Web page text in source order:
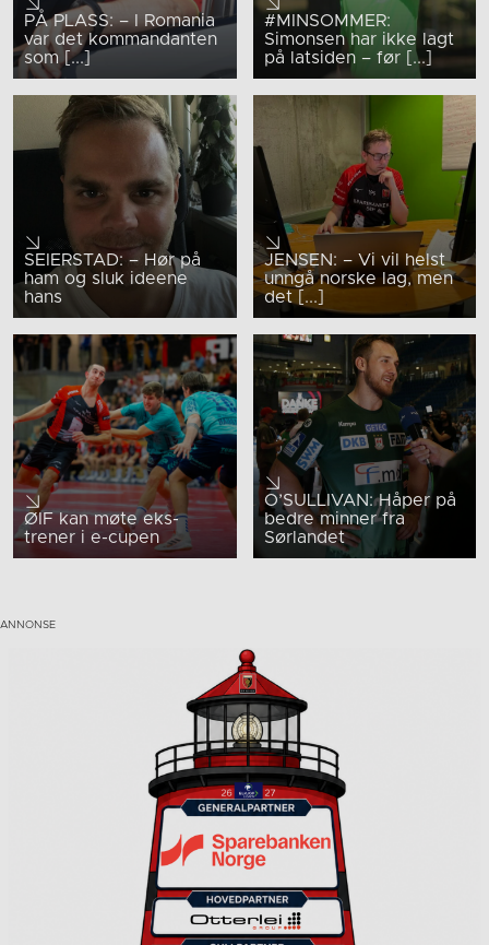
PÅ PLASS: – I Romania
var det kommandanten
som [...]
#MINSOMMER:
Simonsen har ikke lagt
på latsiden – før [...]
SEIERSTAD: – Hør på
ham og sluk ideene
hans
JENSEN: – Vi vil helst
unngå norske lag, men
det [...]
ØIF kan møte eks-
trener i e-cupen
O’SULLIVAN: Håper på
bedre minner fra
Sørlandet